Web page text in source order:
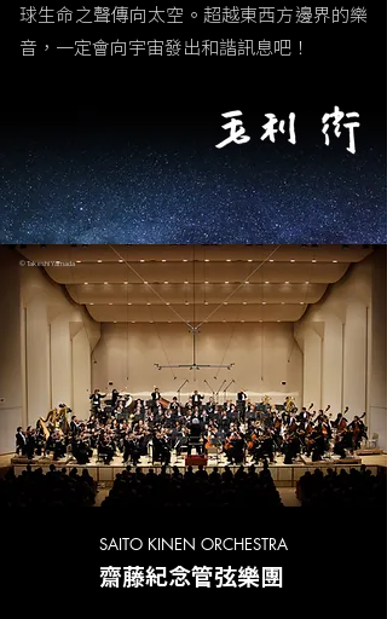
球生命之聲傳向太空。超越東西方邊界的樂
音，一定會向宇宙發出和諧訊息吧！
©Takeshi Yamada
SAITO KINEN ORCHESTRA
齋藤紀念管弦樂團